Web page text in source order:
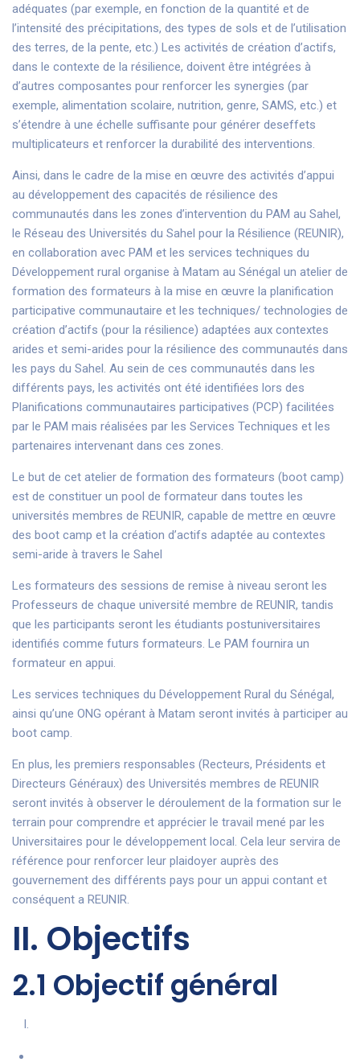
adéquates (par exemple, en fonction de la quantité et de
l’intensité des précipitations, des types de sols et de l’utilisation
des terres, de la pente, etc.) Les activités de création d’actifs,
dans le contexte de la résilience, doivent être intégrées à
d’autres composantes pour renforcer les synergies (par
exemple, alimentation scolaire, nutrition, genre, SAMS, etc.) et
s’étendre à une échelle suffisante pour générer deseffets
multiplicateurs et renforcer la durabilité des interventions.
Ainsi, dans le cadre de la mise en œuvre des activités d’appui
au développement des capacités de résilience des
communautés dans les zones d’intervention du PAM au Sahel,
le Réseau des Universités du Sahel pour la Résilience (REUNIR),
en collaboration avec PAM et les services techniques du
Développement rural organise à Matam au Sénégal un atelier de
formation des formateurs à la mise en œuvre la planification
participative communautaire et les techniques/ technologies de
création d’actifs (pour la résilience) adaptées aux contextes
arides et semi-arides pour la résilience des communautés dans
les pays du Sahel. Au sein de ces communautés dans les
différents pays, les activités ont été identifiées lors des
Planifications communautaires participatives (PCP) facilitées
par le PAM mais réalisées par les Services Techniques et les
partenaires intervenant dans ces zones.
Le but de cet atelier de formation des formateurs (boot camp)
est de constituer un pool de formateur dans toutes les
universités membres de REUNIR, capable de mettre en œuvre
des boot camp et la création d’actifs adaptée au contextes
semi-aride à travers le Sahel
Les formateurs des sessions de remise à niveau seront les
Professeurs de chaque université membre de REUNIR, tandis
que les participants seront les étudiants postuniversitaires
identifiés comme futurs formateurs. Le PAM fournira un
formateur en appui.
Les services techniques du Développement Rural du Sénégal,
ainsi qu’une ONG opérant à Matam seront invités à participer au
boot camp.
En plus, les premiers responsables (Recteurs, Présidents et
Directeurs Généraux) des Universités membres de REUNIR
seront invités à observer le déroulement de la formation sur le
terrain pour comprendre et apprécier le travail mené par les
Universitaires pour le développement local. Cela leur servira de
référence pour renforcer leur plaidoyer auprès des
gouvernement des différents pays pour un appui contant et
conséquent a REUNIR.
II. Objectifs
2.1 Objectif général